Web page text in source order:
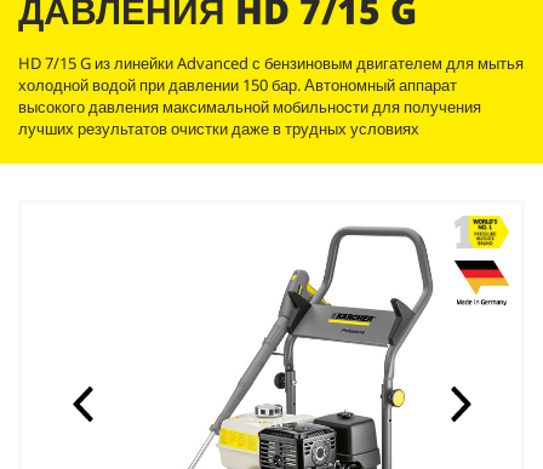
ДАВЛЕНИЯ HD 7/15 G
HD 7/15 G из линейки Advanced с бензиновым двигателем для мытья
холодной водой при давлении 150 бар. Автономный аппарат
высокого давления максимальной мобильности для получения
лучших результатов очистки даже в трудных условиях